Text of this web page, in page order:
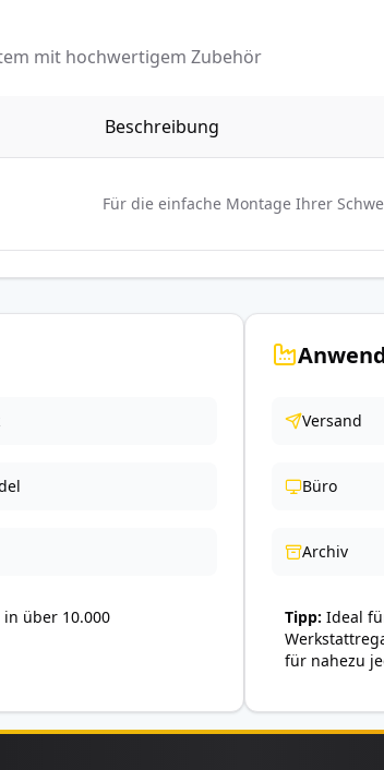
mit hochwertigem Zubehör
Beschreibung
Für die einfache Montage Ihrer
über 10.000
Versand
Büro
Archiv
Tipp Ideal
für nahezu